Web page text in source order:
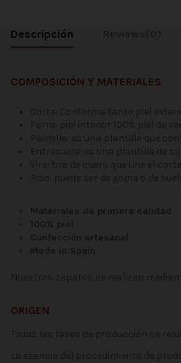
Descripción
COMPOSICIÓN Y MATERIALES
ORIGEN